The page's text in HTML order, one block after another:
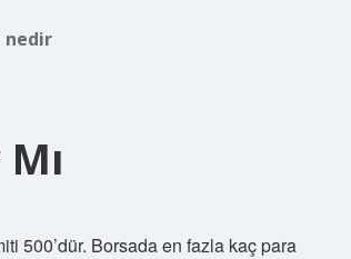
nedir
500’dür. Borsada en fazla kaç para